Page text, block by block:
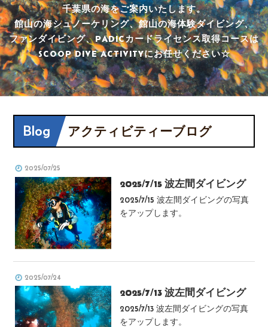
千葉県の海をご案内いたします。
館山の海シュノーケリング、館山の海体験ダイビング、
ファンダイビング、PADICカードライセンス取得コースは
SCOOP DIVE ACTIVITYにお任せください☆
Blog アクティビティーブログ
2025/07/25
2025/7/15 波左間ダイビング
2025/7/15 波左間ダイビングの写真
をアップします。
2025/07/24
2025/7/13 波左間ダイビング
2025/7/13 波左間ダイビングの写真
をアップします。